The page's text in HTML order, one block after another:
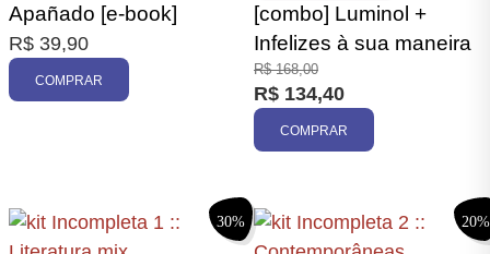
Apañado [e-book]
R$ 39,90
COMPRAR
[combo] Luminol +
Infelizes à sua maneira
R$168,00
R$ 134,40
COMPRAR
30% 20%